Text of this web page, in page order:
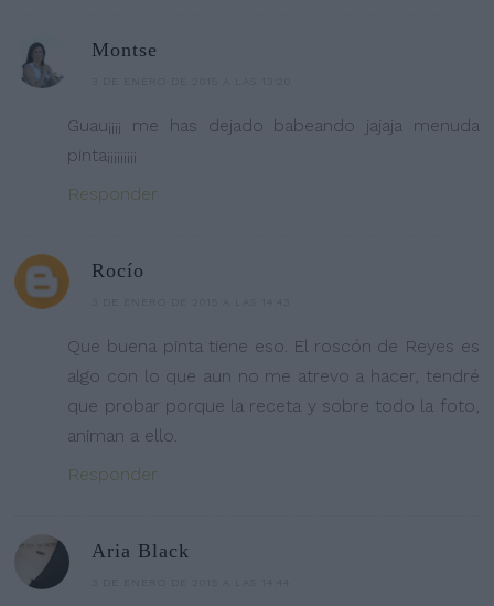
Montse
Guau¡¡¡¡ me has dejado babeando jajaja menuda
pinta¡¡¡¡¡¡¡¡¡
Responder
Rocío
Que buena pinta tiene eso. El roscón de Reyes es
algo con lo que aun no me atrevo a hacer, tendré
que probar porque la receta y sobre todo la foto,
animan a ello.
Responder
Aria Black